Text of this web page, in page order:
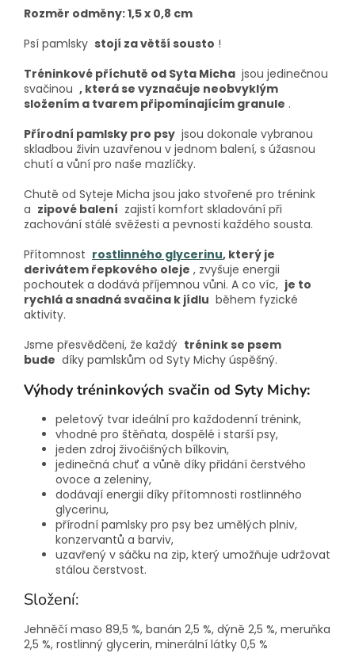
Rozměr odměny: 1,5 x 0,8 cm
Psí pamlsky stojí za větší sousto !
Tréninkové příchutě od Syta Micha jsou jedinečnou
svačinou , která se vyznačuje neobvyklým
složením a tvarem připomínajícím granule .
Přírodní pamlsky pro psy jsou dokonale vybranou
skladbou živin uzavřenou v jednom balení, s úžasnou
chutí a vůní pro naše mazlíčky.
Chutě od Syteje Micha jsou jako stvořené pro trénink
a zipové balení zajistí komfort skladování při
zachování stálé svěžesti a pevnosti každého sousta.
Přítomnost rostlinného glycerinu, který je
derivátem řepkového oleje , zvyšuje energii
pochoutek a dodává příjemnou vůni. A co víc, je to
rychlá a snadná svačina k jídlu během fyzické
aktivity.
Jsme přesvědčeni, že každý trénink se psem
bude díky pamlskům od Syty Michy úspěšný.
Výhody tréninkových svačin od Syty Michy:
peletový tvar ideální pro každodenní trénink,
vhodné pro štěňata, dospělé i starší psy,
jeden zdroj živočišných bílkovin,
jedinečná chuť a vůně díky přidání čerstvého
ovoce a zeleniny,
dodávají energii díky přítomnosti rostlinného
glycerinu,
přírodní pamlsky pro psy bez umělých plniv,
konzervantů a barviv,
uzavřený v sáčku na zip, který umožňuje udržovat
stálou čerstvost.
Složení:
Jehněčí maso 89,5 %, banán 2,5 %, dýně 2,5 %, meruňka
2,5 %, rostlinný glycerin, minerální látky 0,5 %